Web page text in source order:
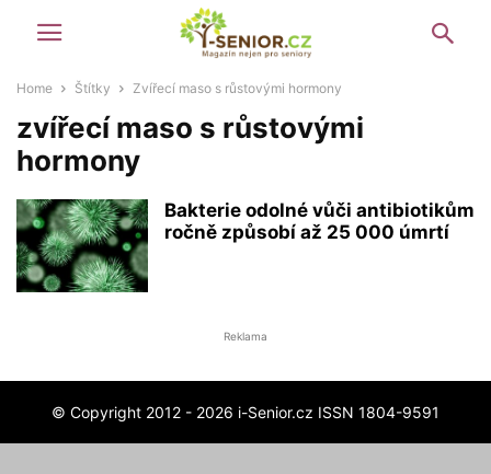
Home Štítky Zvířecí maso s růstovými hormony
zvířecí maso s růstovými
hormony
Bakterie odolné vůči antibiotikům
ročně způsobí až 25 000 úmrtí
Reklama
© Copyright 2012 - 2026 i-Senior.cz ISSN 1804-9591